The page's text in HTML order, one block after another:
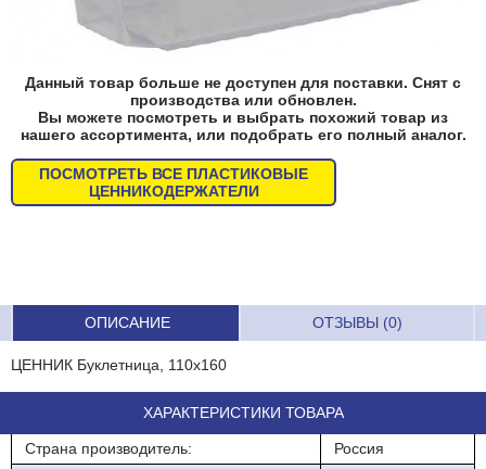
Данный товар больше не доступен для поставки. Снят с
производства или обновлен.
Вы можете посмотреть и выбрать похожий товар из
нашего ассортимента, или подобрать его полный аналог.
ПОСМОТРЕТЬ ВСЕ ПЛАСТИКОВЫЕ
ЦЕННИКОДЕРЖАТЕЛИ
ОПИСАНИЕ ОТЗЫВЫ (0)
ЦЕННИК Буклетница, 110х160
ХАРАКТЕРИСТИКИ ТОВАРА
Страна производитель:
Россия